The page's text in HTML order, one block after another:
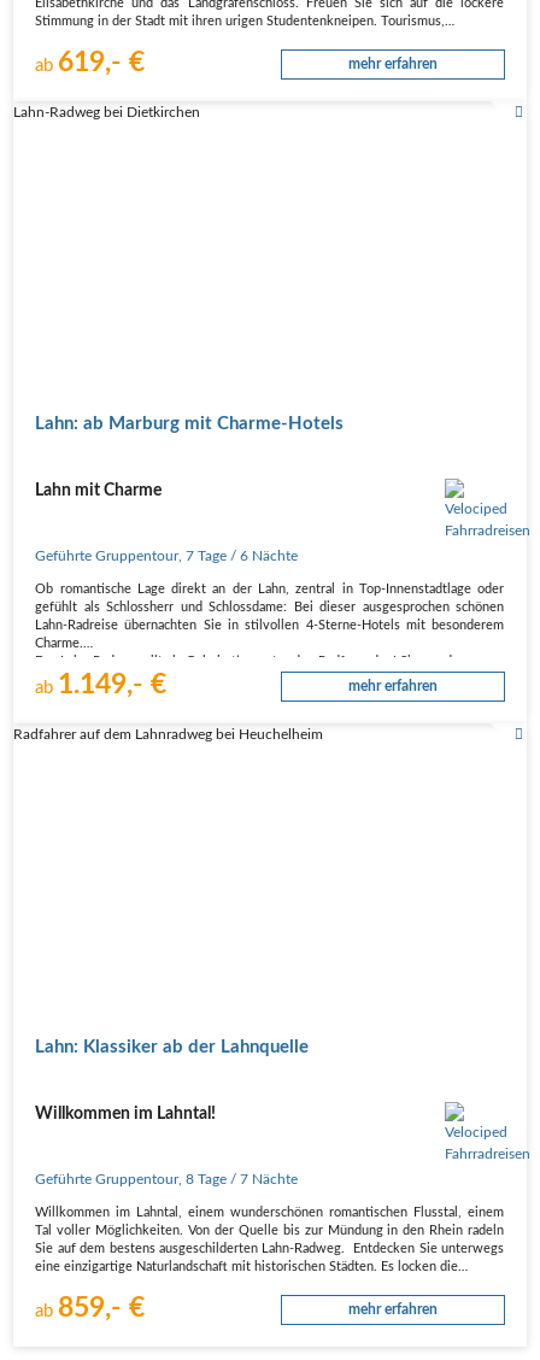
Elisabethkirche und das Landgrafenschloss. Freuen Sie sich auf die lockere
Stimmung in der Stadt mit ihren urigen Studentenkneipen. Tourismus,…
ab 619,- € mehr erfahren
Lahn-Radweg bei Dietkirchen
Lahn: ab Marburg mit Charme-Hotels
Lahn mit Charme
Geführte Gruppentour,7 Tage / 6 Nächte
Ob romantische Lage direkt an der Lahn, zentral in Top-Innenstadtlage oder
gefühlt als Schlossherr und Schlossdame: Bei dieser ausgesprochen schönen
Lahn-Radreise übernachten Sie in stilvollen 4-Sterne-Hotels mit besonderem
Charme.
ab 1.149,- € mehr erfahren
Radfahrer auf dem Lahnradweg bei Heuchelheim
Lahn: Klassiker ab der Lahnquelle
Willkommen im Lahntal!
Geführte Gruppentour,8 Tage / 7 Nächte
Willkommen im Lahntal, einem wunderschönen romantischen Flusstal, einem
Tal voller Möglichkeiten. Von der Quelle bis zur Mündung in den Rhein radeln
Sie auf dem bestens ausgeschilderten Lahn-Radweg. Entdecken Sie unterwegs
eine einzigartige Naturlandschaft mit historischen Städten. Es locken die…
ab 859,- € mehr erfahren